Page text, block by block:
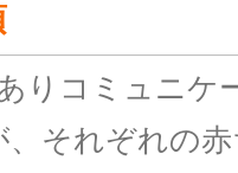
りコミュニケ
それぞれの